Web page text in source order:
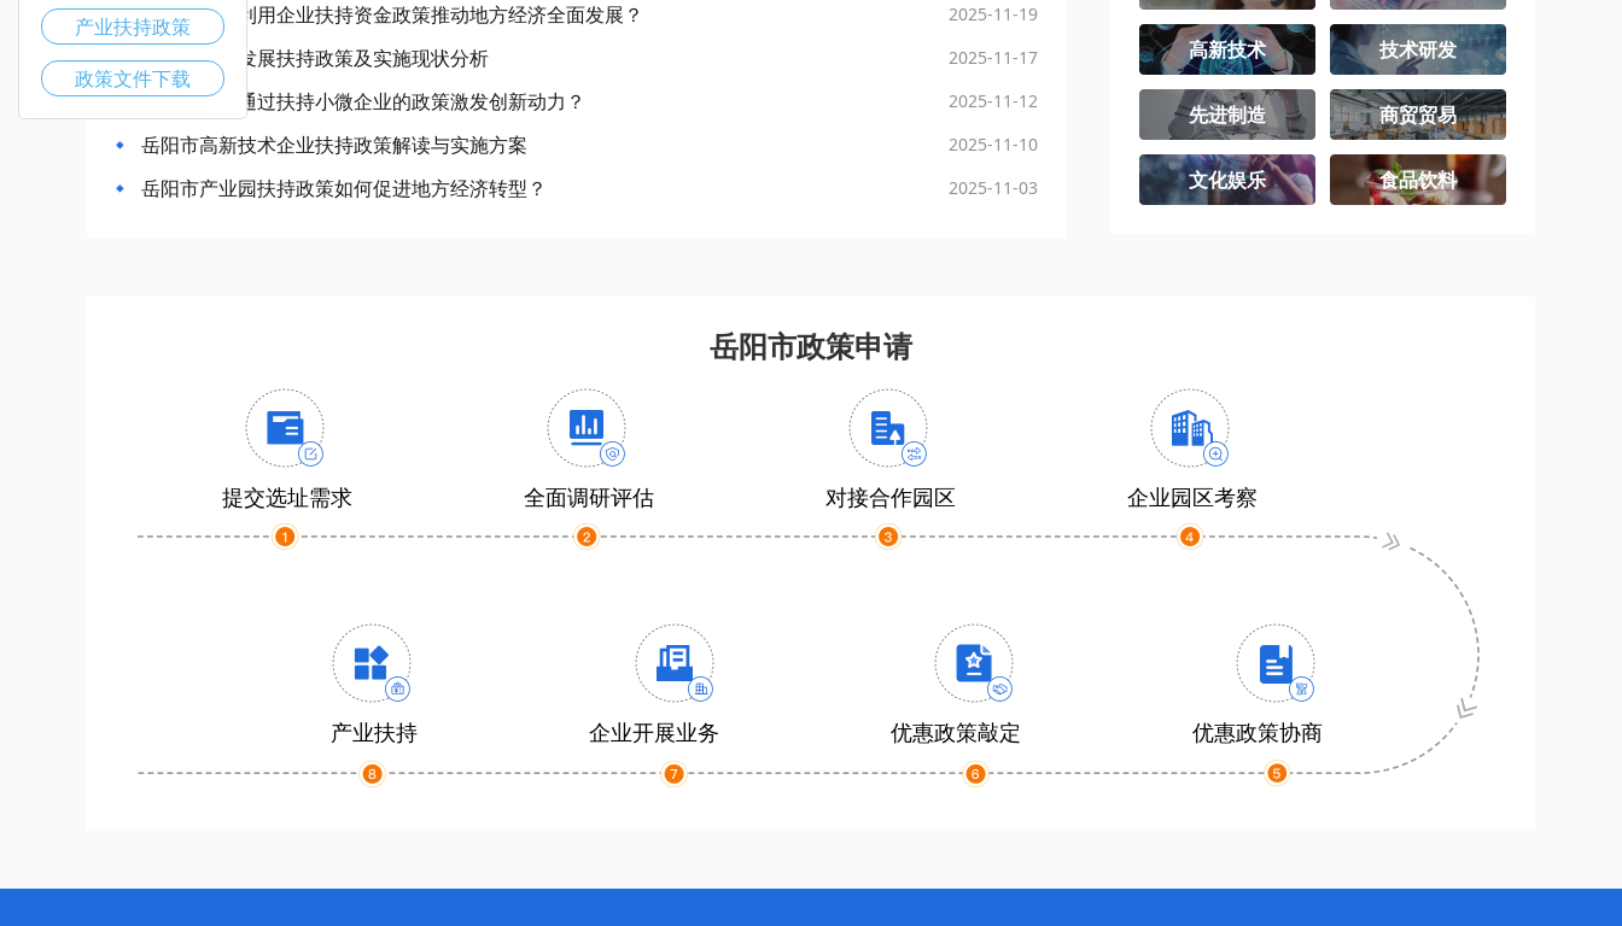
岳阳市如何利用企业扶持资金政策推动地方经济全面发展？ 2025-11-19
岳阳市产业发展扶持政策及实施现状分析 2025-11-17
岳阳市如何通过扶持小微企业的政策激发创新动力？ 2025-11-12
岳阳市高新技术企业扶持政策解读与实施方案 2025-11-10
岳阳市产业园扶持政策如何促进地方经济转型？ 2025-11-03
高新技术 技术研发
先进制造 商贸贸易
文化娱乐 食品饮料
岳阳市政策申请
提交选址需求 全面调研评估 对接合作园区 企业园区考察
产业扶持 企业开展业务 优惠政策敲定 优惠政策协商
产业扶持政策
政策文件下载